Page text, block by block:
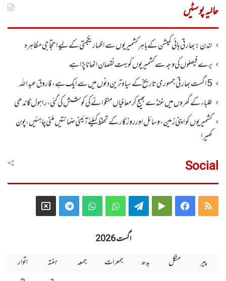
حالیہ پوسٹیں
لندن : بھارتی ہائی کمیشن کے باہر کشمیریوں سے اظہار یکجہتی کے لیے احتجاجی مظاہرہ
برے فیصلوں کی وجہ سے کشمیریوں کو بہت نقصان اٹھانا پڑا ہے
5اگست بھارتی جمہوری تاریخ کے سیاہ ترین دنوں میں سے ایک ہے، فاروق عبداللہ
طلباء کے گھروں میں غنڈے بھیج کر معافیاں منگوانے کی کوشش کی گئی،راہول گاندھی
کشمیریوں کو اپنی زمین، وسائل اور روزگار کے تحفظ کیلئے آئینی ضمانتیں ملنی چاہئیں، پون
کھیرا
Social
RSS
Facebook
Google
Telegram
WhatsApp
WhatsApp
Telegram
X
اگست 2026
پیر
منگل بدھ جمعرات جمعہ ہفتہ
اتوار